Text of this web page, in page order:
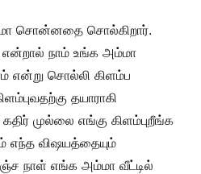
சொன்னதை சொல்கிறார்.
என்றால் நாம் உங்க அம்மா
என்று சொல்லி கிளம்ப
தயாராகி
முல்லை எங்கு கிளம்புறீங்க
எந்த விஷயத்தையும்
நாள் எங்க அம்மா வீட்டில்